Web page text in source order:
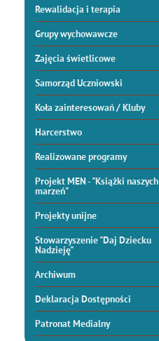
Rewalidacja i terapia
Grupy wychowawcze
Zajęcia świetlicowe
Samorząd Uczniowski
Koła zainteresowań / Kluby
Harcerstwo
Realizowane programy
Projekt MEN - "Książki naszych
marzeń"
Projekty unijne
Stowarzyszenie "Daj Dziecku
Nadzieję"
Archiwum
Deklaracja Dostępności
Patronat Medialny